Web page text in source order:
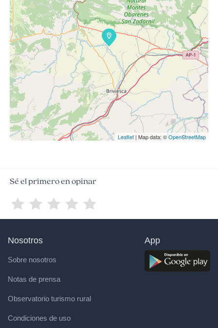
Leaflet | Map data: ©OpenStreetMap
Sé el primero en opinar
Nosotros
Sobre nosotros
Notas de prensa
Observatorio turismo rural
Condiciones de uso
App